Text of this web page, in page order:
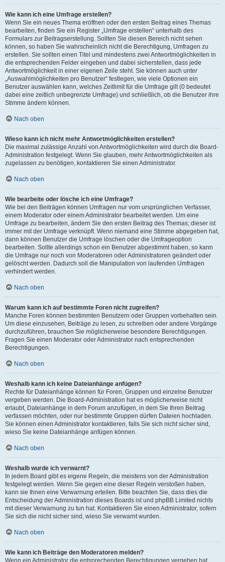
Wie kann ich eine Umfrage erstellen?
Wenn Sie ein neues Thema eröffnen oder den ersten Beitrag eines Themas
bearbeiten, finden Sie ein Register „Umfrage erstellen“ unterhalb des
Formulars zur Beitragserstellung. Sollten Sie diesen Bereich nicht sehen
können, so haben Sie wahrscheinlich nicht die Berechtigung, Umfragen zu
erstellen. Sie sollten einen Titel und mindestens zwei Antwortmöglichkeiten in
die entsprechenden Felder eingeben und dabei sicherstellen, dass jede
Antwortmöglichkeit in einer eigenen Zeile steht. Sie können auch unter
„Auswahlmöglichkeiten pro Benutzer“ festlegen, wie viele Optionen ein
Benutzer auswählen kann, welches Zeitlimit für die Umfrage gilt (0 bedeutet
dabei eine zeitlich unbegrenzte Umfrage) und schließlich, ob die Benutzer ihre
Stimme ändern können.
Nach oben
Wieso kann ich nicht mehr Antwortmöglichkeiten erstellen?
Die maximal zulässige Anzahl von Antwortmöglichkeiten wird durch die Board-
Administration festgelegt. Wenn Sie glauben, mehr Antwortmöglichkeiten als
zugelassen zu benötigen, kontaktieren Sie einen Administrator.
Nach oben
Wie bearbeite oder lösche ich eine Umfrage?
Wie bei den Beiträgen können Umfragen nur vom ursprünglichen Verfasser,
einem Moderator oder einem Administrator bearbeitet werden. Um eine
Umfrage zu bearbeiten, ändern Sie den ersten Beitrag des Themas; dieser ist
immer mit der Umfrage verknüpft. Wenn niemand eine Stimme abgegeben hat,
dann können Benutzer die Umfrage löschen oder die Umfrageoption
bearbeiten. Sollte allerdings schon ein Benutzer abgestimmt haben, so kann
die Umfrage nur noch von Moderatoren oder Administratoren geändert oder
gelöscht werden. Dadurch soll die Manipulation von laufenden Umfragen
verhindert werden.
Nach oben
Warum kann ich auf bestimmte Foren nicht zugreifen?
Manche Foren können bestimmten Benutzern oder Gruppen vorbehalten sein.
Um diese einzusehen, Beiträge zu lesen, zu schreiben oder andere Vorgänge
durchzuführen, brauchen Sie möglicherweise besondere Berechtigungen.
Fragen Sie einen Moderator oder Administrator nach entsprechenden
Berechtigungen.
Nach oben
Weshalb kann ich keine Dateianhänge anfügen?
Rechte für Dateianhänge können für Foren, Gruppen und einzelne Benutzer
vergeben werden. Die Board-Administration hat es möglicherweise nicht
erlaubt, Dateianhänge in dem Forum anzufügen, in dem Sie Ihren Beitrag
verfassen möchten, oder nur bestimmte Gruppen dürfen Dateien hochladen.
Sie können einen Administrator kontaktieren, falls Sie sich nicht sicher sind,
wieso Sie keine Dateianhänge anfügen können.
Nach oben
Weshalb wurde ich verwarnt?
In jedem Board gibt es eigene Regeln, die meistens von der Administration
festgelegt werden. Wenn Sie gegen eine dieser Regeln verstoßen haben,
kann sie Ihnen eine Verwarnung erteilen. Bitte beachten Sie, dass dies die
Entscheidung der Administration dieses Boards ist und phpBB Limited nichts
mit dieser Verwarnung zu tun hat. Kontaktieren Sie einen Administrator, sofern
Sie sich die nicht sicher sind, wieso Sie verwarnt wurden.
Nach oben
Wie kann ich Beiträge den Moderatoren melden?
Wenn ein Administrator die entsprechenden Berechtigungen vergeben hat,